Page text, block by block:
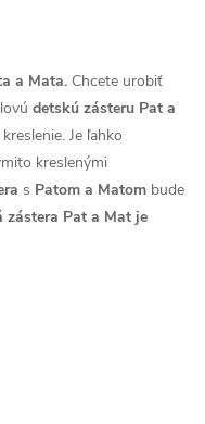
a Mata. Chcete urobiť
detskú zásteru Pat a
Je ľahko
kreslenými
s Patom a Matom bude
zástera Pat a Mat je